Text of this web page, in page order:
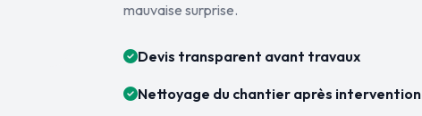
mauvaise surprise.
Devis transparent avant travaux
Nettoyage du chantier après intervention